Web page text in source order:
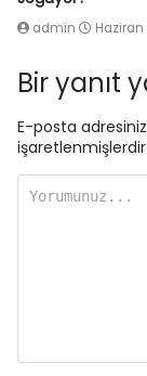
admin Haziran
Bir yanıt
E-posta
işaretlenmişlerdir